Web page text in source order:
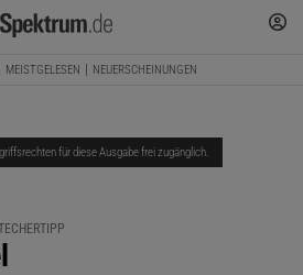
MEISTGELESEN NEUERSCHEINUNGEN
für diese Ausgabe frei zugänglich.